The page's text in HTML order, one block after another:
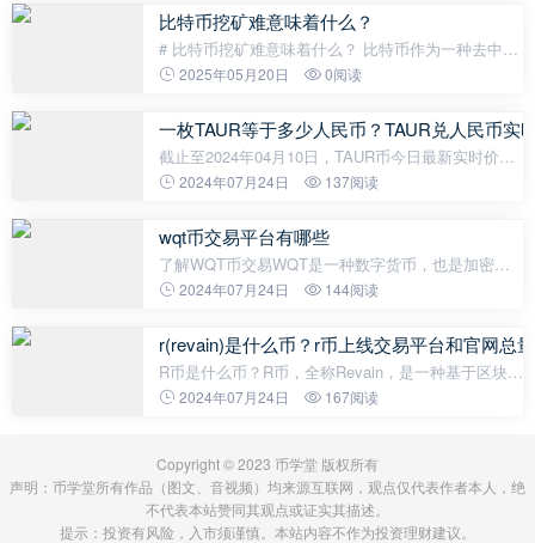
引领市场，因为它是未来为减轻中
比特币挖矿难意味着什么？
# 比特币挖矿难意味着什么？ 比特币作为一种去中心
化的加密货币，其背后运作的基础是区块链技术。而
可能都听说过“挖矿难度”这
2025年05月20日 0阅读
一枚TAUR等于多少人民币？TAUR兑人民币实
截止至2024年04月10日，TAUR币今日最新实时价格
是0.00174005美元，一枚TAUR约合人民币0.01258
是0.00150015美元，波幅为40.53%，换手率
2024年07月24日 137阅读
wqt币交易平台有哪些
了解WQT币交易WQT是一种数字货币，也是加密货
币的一种。因此，有许多交易平台可以交易WQT币，
台可以帮助您购买和卖出WQT币，以及跟踪W
2024年07月24日 144阅读
r(revain)是什么币？r币上线交易平台和官网总
R币是什么币？R币，全称Revain，是一种基于区块链
技术的数字货币。它旨在为全球用户提供高效、安
2024年07月24日 167阅读
Copyright © 2023 币学堂 版权所有
声明：币学堂所有作品（图文、音视频）均来源互联网，观点仅代表作者本人，绝
不代表本站赞同其观点或证实其描述。
提示：投资有风险，入市须谨慎。本站内容不作为投资理财建议。